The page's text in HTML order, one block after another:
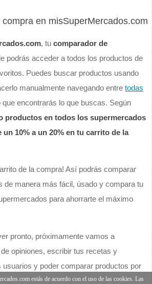
en misSuperMercados.com
, tucomparador de
podrás acceder a todos los productos de
Puedes buscar productos usando
manualmente navegando entretodas
que encontrarás lo que buscas. Según
productos en todos los supermercados
10% a un 20% en tu carrito de la
de la compra! Así podrás comparar
de manera más fácil, úsado y compara tu
para ahorrarte el máximo
pronto, próximamente vamos a
opiniones, escribir tus recetas y
y poder comparar productos por
estás de acuerdo con el uso de las cookies. Las